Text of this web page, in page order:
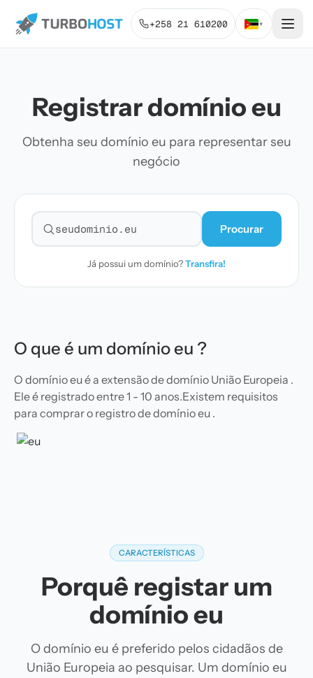
+258 21 610200 ▾
Registrar domínio eu
Obtenha seu domínio eu para representar seu
negócio
Pesquisar domínio
Procurar
Já possui um domínio?Transfira!
O que é um domínio eu ?
O domínio eu é a extensão de domínio União Europeia .
Ele é registrado entre 1 - 10 anos.Existem requisitos
para comprar o registro de domínio eu .
CARACTERÍSTICAS
Porquê registar um
domínio eu
O domínio eu é preferido pelos cidadãos de
União Europeia ao pesquisar. Um domínio eu